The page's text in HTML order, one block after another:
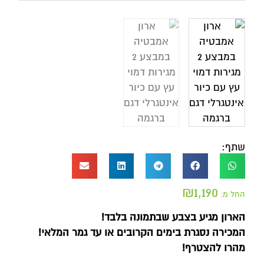
שתף:
החל מ: ₪1,190
הארון מגיע בצבע שבתמונה בלבד!
המכירה נסגרת בימים הקרובים או עד גמר המלאי!
מהרו להצטרף!